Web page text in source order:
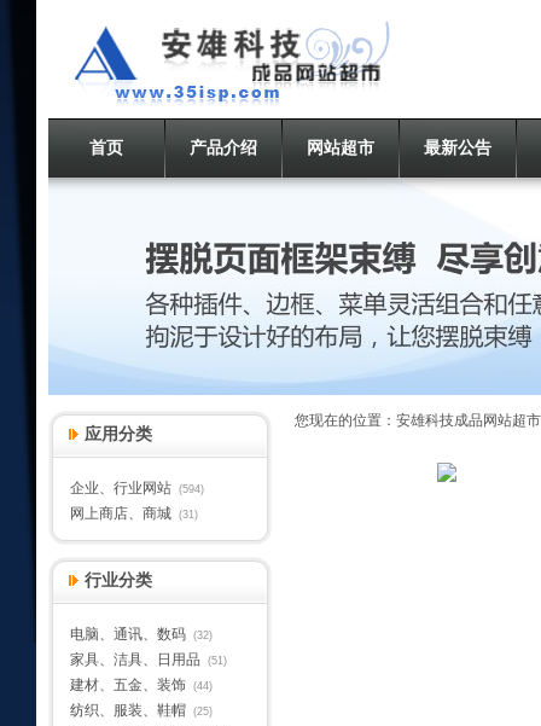
首页 产品介绍 网站超市 最新公告
应用分类
企业、行业网站 (594)
网上商店、商城 (31)
行业分类
电脑、通讯、数码 (32)
家具、洁具、日用品 (51)
建材、五金、装饰 (44)
纺织、服装、鞋帽 (25)
您现在的位置： 安雄科技成品网站超市